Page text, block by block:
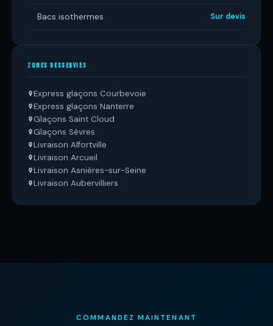
Bacs isothermes Sur devis
ZONES DESSERVIES
Express glaçons Courbevoie
Express glaçons Nanterre
Glaçons Saint Cloud
Glaçons Sèvres
Livraison Alfortville
Livraison Arcueil
Livraison Asnières-sur-Seine
Livraison Aubervilliers
COMMANDEZ MAINTENANT